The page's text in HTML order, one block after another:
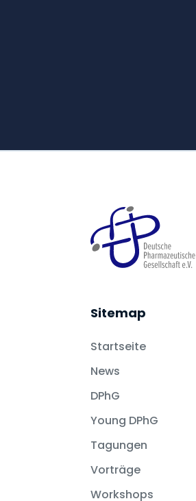
Sitemap
Startseite
News
DPhG
Young DPhG
Tagungen
Vorträge
Workshops